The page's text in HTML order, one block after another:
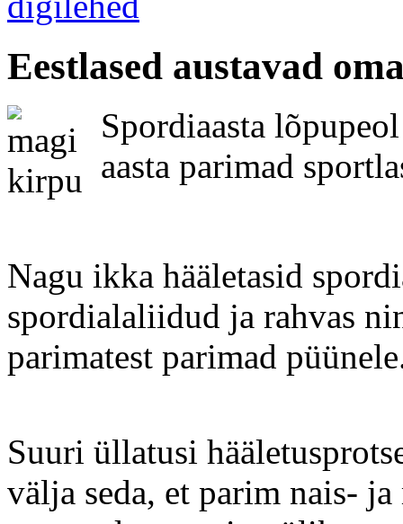
Eestlased austavad
Spordiaasta
aasta parimad
Nagu ikka hääletasid
spordialaliidud ja rahvas
parimatest parimad
Suuri üllatusi
välja seda, et parim nais-